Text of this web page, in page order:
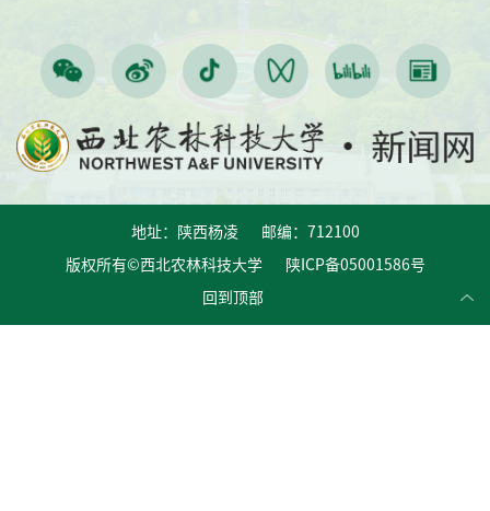
地址：陕西杨凌 邮编：712100
版权所有©西北农林科技大学 陕ICP备05001586号
回到顶部